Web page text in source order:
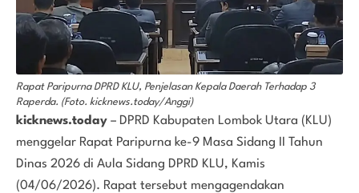
Rapat Paripurna DPRD KLU, Penjelasan Kepala Daerah Terhadap 3
Raperda. (Foto. kicknews.today/Anggi)
kicknews.today – DPRD Kabupaten Lombok Utara (KLU)
menggelar Rapat Paripurna ke-9 Masa Sidang II Tahun
Dinas 2026 di Aula Sidang DPRD KLU, Kamis
(04/06/2026). Rapat tersebut mengagendakan